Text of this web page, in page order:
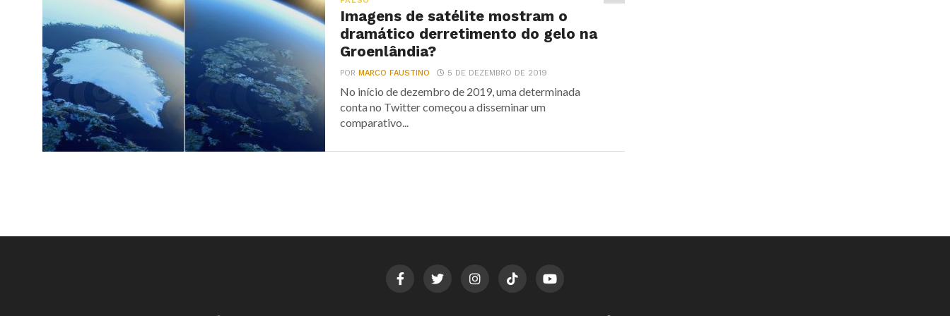
Imagens de satélite mostram o
dramático derretimento do gelo na
Groenlândia?
PORMARCO FAUSTINO 5 DE DEZEMBRO DE 2019
No início de dezembro de 2019, uma determinada
conta no Twitter começou a disseminar um
comparativo...